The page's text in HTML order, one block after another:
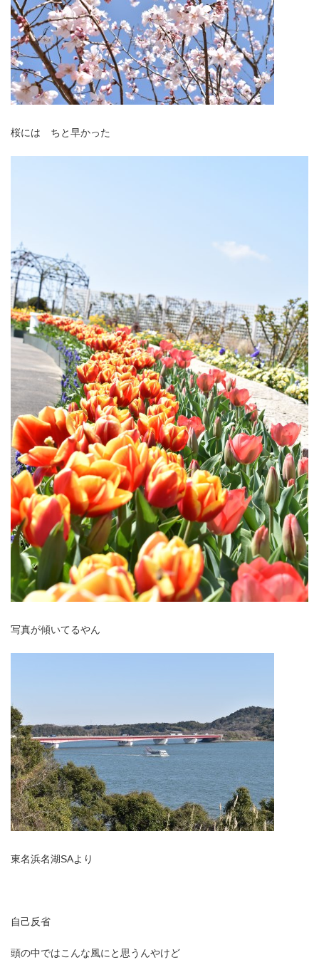
桜には ちと早かった
写真が傾いてるやん
東名浜名湖SAより
自己反省
頭の中ではこんな風にと思うんやけど